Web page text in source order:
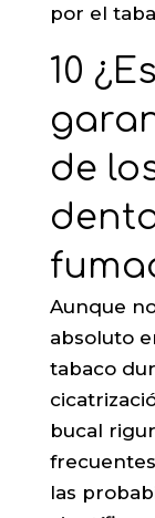
por el
10
de
Aunque
absoluto
tabaco
bucal
las